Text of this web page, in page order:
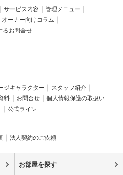
サービス内容
管理メニュー
オーナー向けコラム
るお問合せ
ジキャラクター
スタッフ紹介
料 お問合せ
個人情報保護の取扱い
公式ライン
法人契約のご依頼
お部屋を探す